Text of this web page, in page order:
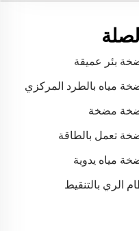
بئر عميقة
مياه بالطرد المركزي
مضخة
تعمل بالطاقة
مياه يدوية
الري بالتنقيط